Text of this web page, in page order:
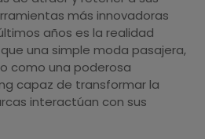
más innovadoras
años es la realidad
una simple moda pasajera,
como una poderosa
capaz de transformar la
interactúan con sus